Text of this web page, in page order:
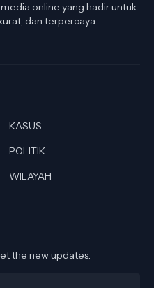
online yang hadir untuk
dan terpercaya.
KASUS
POLITIK
WILAYAH
the new updates.